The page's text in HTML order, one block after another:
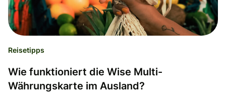
Reisetipps
Wie funktioniert die Wise Multi-
Währungskarte im Ausland?